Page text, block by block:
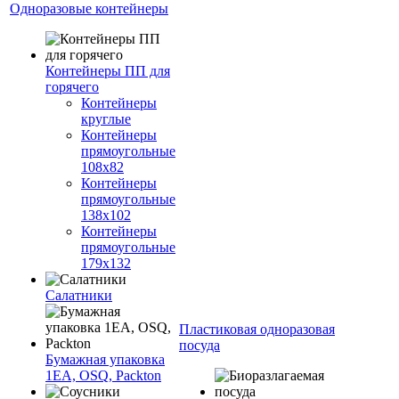
Одноразовые контейнеры
Контейнеры ПП для
горячего
Контейнеры
круглые
Контейнеры
прямоугольные
108х82
Контейнеры
прямоугольные
138х102
Контейнеры
прямоугольные
179х132
Салатники
Бумажная упаковка
1ЕА, OSQ, Packton
Пластиковая одноразовая
посуда